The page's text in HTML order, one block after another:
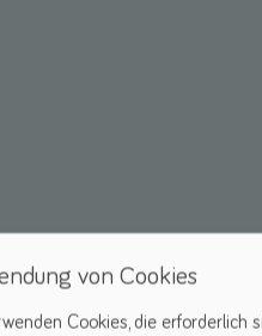
von Cookies
Cookies, die erforderlich